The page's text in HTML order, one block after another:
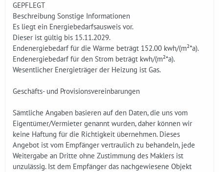
GEPFLEGT
Beschreibung Sonstige Informationen
Es liegt ein Energiebedarfsausweis vor.
Dieser ist gültig bis 15.11.2029.
Endenergiebedarf für die Wärme beträgt 152.00 kwh/(m²*a).
Endenergiebedarf für den Strom beträgt kwh/(m²*a).
Wesentlicher Energieträger der Heizung ist Gas.
Geschäfts- und Provisionsvereinbarungen
Sämtliche Angaben basieren auf den Daten, die uns vom
Eigentümer/Vermieter genannt wurden, daher können wir
keine Haftung für die Richtigkeit übernehmen. Dieses
Angebot ist vom Empfänger vertraulich zu behandeln, jede
Weitergabe an Dritte ohne Zustimmung des Maklers ist
unzulässig. Ist dem Empfänger das nachgewiesene Objekt